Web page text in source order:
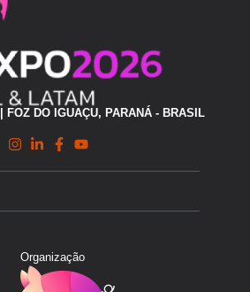
FOZ DO IGUAÇU, PARANÁ - BRASIL
Organização